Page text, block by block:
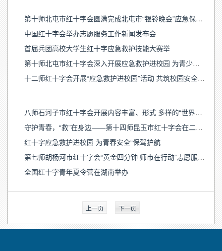
第十师北屯市红十字会圆满完成北屯市“银铃晚会”应急保障任务
中国红十字会举办志愿服务工作新闻发布会
首届兵团高校大学生红十字应急救护技能大赛举
第十师北屯市红十字会深入开展应急救护进校园 为青少年生命安全筑基固防
十二师红十字会开展“应急救护进校园”活动 共筑校园安全防线
八师石河子市红十字会开展内容丰富、形式 多样的“世界急救日”宣传及 “救护进校园”活动
守护青春，“救”在身边——第十四师昆玉市红十字会在二二四团中学开展应急救护培训
红十字应急救护进校园 为青春安全“保驾护航
第七师胡杨河市红十字会“黄金四分钟 师市在行动”志愿服务项目荣获一等奖
全国红十字青年夏令营在湖南举办
上一页 下一页